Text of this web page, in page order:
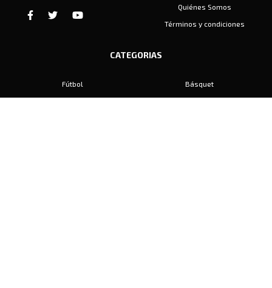
Quiénes Somos
Términos y condiciones
CATEGORIAS
Fútbol
Básquet